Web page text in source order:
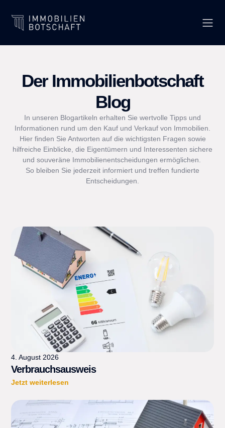
Der Immobilienbotschaft
Blog
In unseren Blogartikeln erhalten Sie wertvolle Tipps und
Informationen rund um den Kauf und Verkauf von Immobilien.
Hier finden Sie Antworten auf die wichtigsten Fragen sowie
hilfreiche Einblicke, die Eigentümern und Interessenten sichere
und souveräne Immobilienentscheidungen ermöglichen.
So bleiben Sie jederzeit informiert und treffen fundierte
Entscheidungen.
4. August 2026
Verbrauchsausweis
Jetzt weiterlesen